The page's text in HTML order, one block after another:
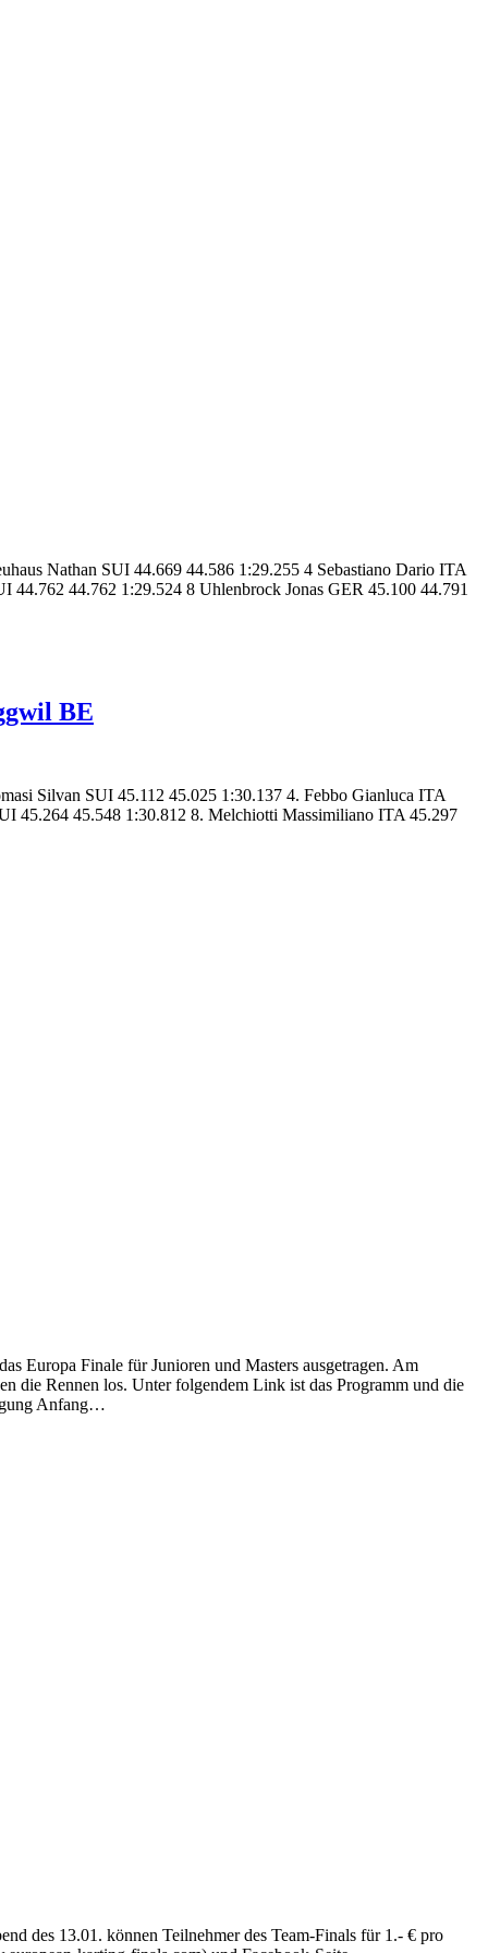
Nathan SUI 44.669 44.586 1:29.255 4 Sebastiano Dario ITA
44.762 1:29.524 8 Uhlenbrock Jonas GER 45.100 44.791
BE
Silvan SUI 45.112 45.025 1:30.137 4. Febbo Gianluca ITA
45.264 45.548 1:30.812 8. Melchiotti Massimiliano ITA 45.297
Europa Finale für Junioren und Masters ausgetragen. Am
die Rennen los. Unter folgendem Link ist das Programm und die
Anfang…
des 13.01. können Teilnehmer des Team-Finals für 1.- € pro